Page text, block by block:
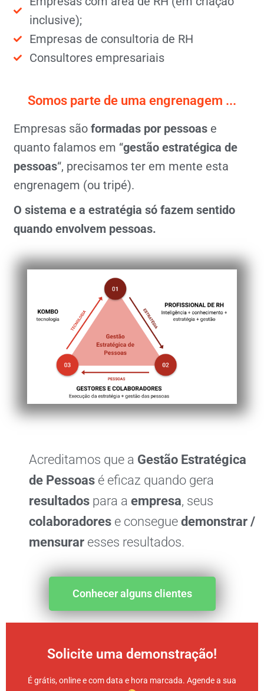
inclusive);
Empresas de consultoria de RH
Consultores empresariais
Somos parte de uma engrenagem ...
Empresas são formadas por pessoas e
quanto falamos em “gestão estratégica de
pessoas“, precisamos ter em mente esta
engrenagem (ou tripé).
O sistema e a estratégia só fazem sentido
quando envolvem pessoas.
Acreditamos que a Gestão Estratégica
de Pessoas é eficaz quando gera
resultados para a empresa, seus
colaboradores e consegue demonstrar /
mensurar esses resultados.
Conhecer alguns clientes
Solicite uma demonstração!
É grátis, online e com data e hora marcada. Agende a sua